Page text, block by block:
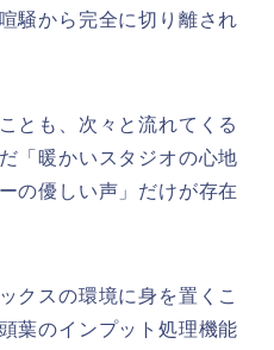
騒から完全に切り離され
とも、次々と流れてくる
「暖かいスタジオの心地
の優しい声」だけが存在
クスの環境に身を置くこ
葉のインプット処理機能